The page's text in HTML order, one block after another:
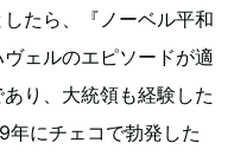
したら、『ノーベル平和
ェルのエピソードが適
り、大統領も経験した
年にチェコで勃発した